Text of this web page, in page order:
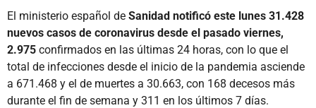
El ministerio español de Sanidad notificó este lunes 31.428
nuevos casos de coronavirus desde el pasado viernes,
2.975 confirmados en las últimas 24 horas, con lo que el
total de infecciones desde el inicio de la pandemia asciende
a 671.468 y el de muertes a 30.663, con 168 decesos más
durante el fin de semana y 311 en los últimos 7 días.